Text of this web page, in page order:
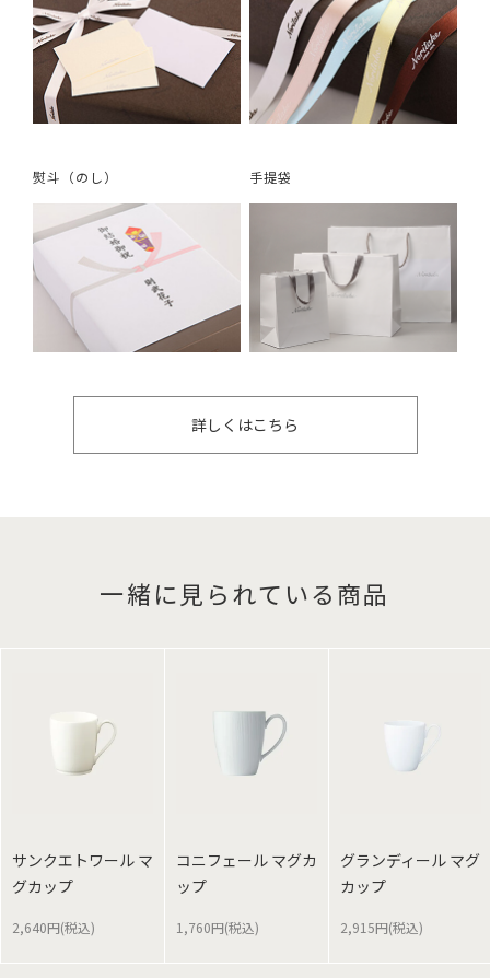
熨斗（のし） 手提袋
詳しくはこちら
一緒に見られている商品
サンクエトワール マ
グカップ
2,640円(税込)
コニフェール マグカ
ップ
1,760円(税込)
グランディール マグ
カップ
2,915円(税込)